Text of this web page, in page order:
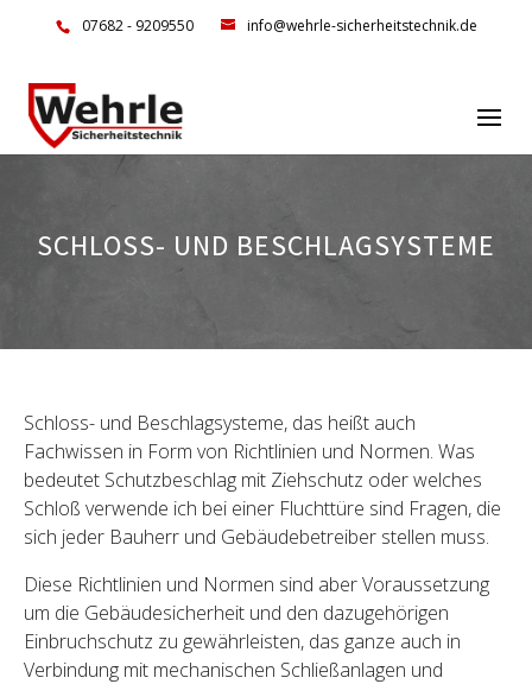
07682 - 9209550 info@wehrle-sicherheitstechnik.de
SCHLOSS- UND BESCHLAGSYSTEME
Schloss- und Beschlagsysteme, das heißt auch
Fachwissen in Form von Richtlinien und Normen. Was
bedeutet Schutzbeschlag mit Ziehschutz oder welches
Schloß verwende ich bei einer Fluchttüre sind Fragen, die
sich jeder Bauherr und Gebäudebetreiber stellen muss.
Diese Richtlinien und Normen sind aber Voraussetzung
um die Gebäudesicherheit und den dazugehörigen
Einbruchschutz zu gewährleisten, das ganze auch in
Verbindung mit mechanischen Schließanlagen und